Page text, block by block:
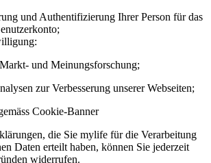
und Authentifizierung Ihrer Person für das
und Meinungsforschung;
zur Verbesserung unserer Webseiten;
Cookie-Banner
die Sie mylife für die Verarbeitung
Daten erteilt haben, können Sie jederzeit
widerrufen.